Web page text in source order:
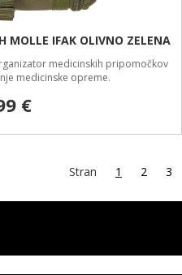
MOLLE IFAK OLIVNO ZELENA
medicinskih pripomočkov
medicinske opreme.
€
Stran 1 2 3